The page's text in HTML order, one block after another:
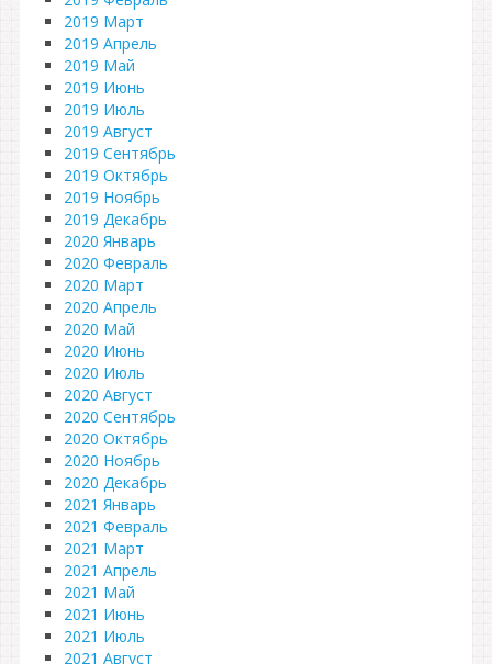
2019 Март
2019 Апрель
2019 Май
2019 Июнь
2019 Июль
2019 Август
2019 Сентябрь
2019 Октябрь
2019 Ноябрь
2019 Декабрь
2020 Январь
2020 Февраль
2020 Март
2020 Апрель
2020 Май
2020 Июнь
2020 Июль
2020 Август
2020 Сентябрь
2020 Октябрь
2020 Ноябрь
2020 Декабрь
2021 Январь
2021 Февраль
2021 Март
2021 Апрель
2021 Май
2021 Июнь
2021 Июль
2021 Август